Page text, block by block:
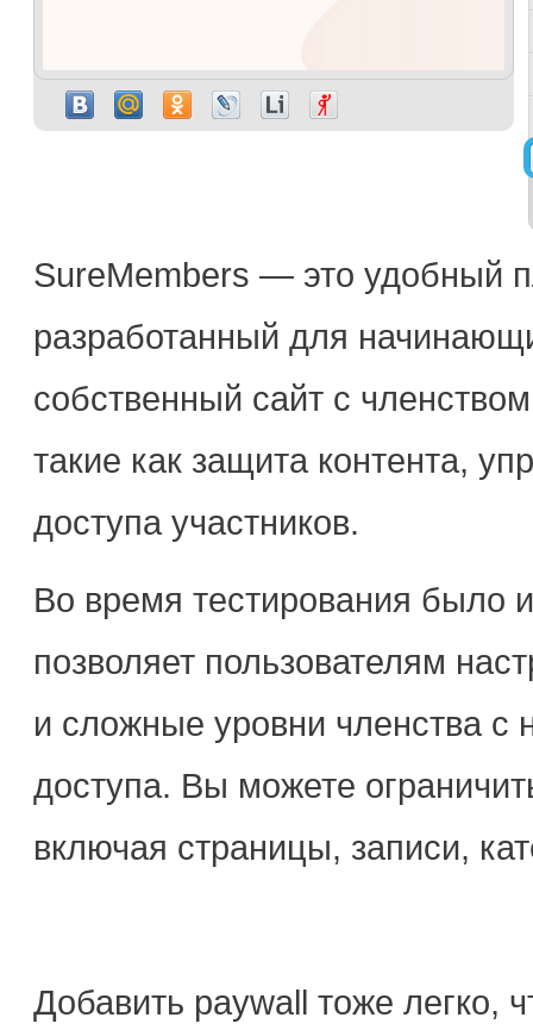
SureMembers — это удобный
разработанный для
собственный сайт с
такие как защита контента,
доступа участников.
Во время тестирования было
позволяет пользователям
и сложные уровни членства
доступа. Вы можете
включая страницы, записи,
Добавить paywall тоже легко,